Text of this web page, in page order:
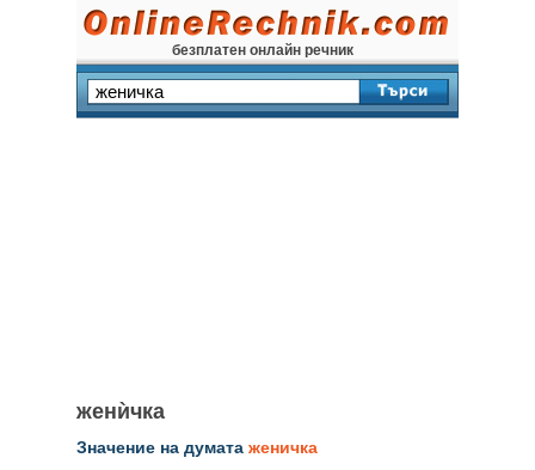
безплатен онлайн речник
женѝчка
Значение на думата женичка